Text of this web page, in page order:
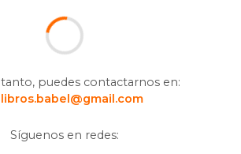
puedes contactarnos en:
libros.babel@gmail.com
Síguenos en redes: